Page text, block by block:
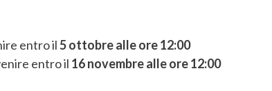
entro il5 ottobre alle ore 12:00
entro il 16 novembre alle ore 12:00